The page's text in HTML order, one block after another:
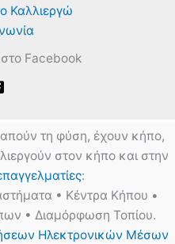
Καλλιεργώ
στο Facebook
τη φύση, έχουν κήπο,
στον κήπο και στην
:
• Κέντρα Κήπου •
• Διαμόρφωση Τοπίου.
Ηλεκτρονικών Μέσων